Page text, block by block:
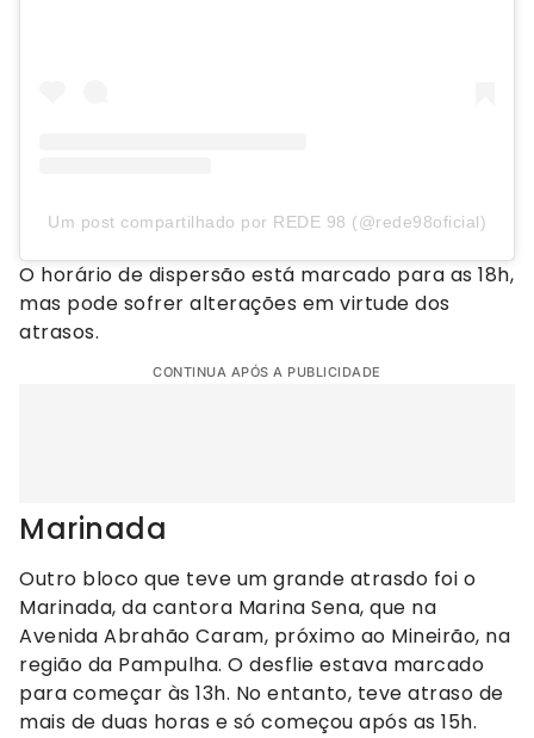
Um post compartilhado por REDE 98 (@rede98oficial)
O horário de dispersão está marcado para as 18h,
mas pode sofrer alterações em virtude dos
atrasos.
CONTINUA APÓS A PUBLICIDADE
Marinada
Outro bloco que teve um grande atrasdo foi o
Marinada, da cantora Marina Sena, que na
Avenida Abrahão Caram, próximo ao Mineirão, na
região da Pampulha. O desflie estava marcado
para começar às 13h. No entanto, teve atraso de
mais de duas horas e só começou após as 15h.